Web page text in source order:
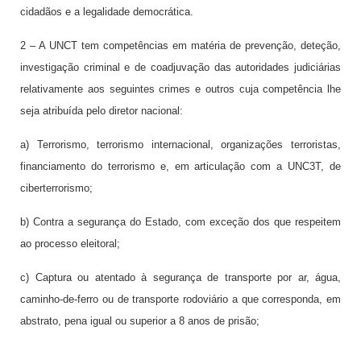
cidadãos e a legalidade democrática.
2 – A UNCT tem competências em matéria de prevenção, deteção,
investigação criminal e de coadjuvação das autoridades judiciárias
relativamente aos seguintes crimes e outros cuja competência lhe
seja atribuída pelo diretor nacional:
a) Terrorismo, terrorismo internacional, organizações terroristas,
financiamento do terrorismo e, em articulação com a UNC3T, de
ciberterrorismo;
b) Contra a segurança do Estado, com exceção dos que respeitem
ao processo eleitoral;
c) Captura ou atentado à segurança de transporte por ar, água,
caminho-de-ferro ou de transporte rodoviário a que corresponda, em
abstrato, pena igual ou superior a 8 anos de prisão;